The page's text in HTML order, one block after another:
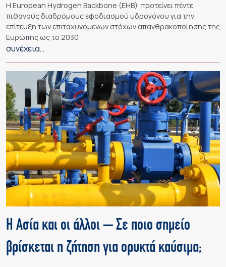
Η European Hydrogen Backbone (EHB) προτείνει πέντε
πιθανούς διαδρόμους εφοδιασμού υδρογόνου για την
επίτευξη των επιταχυνόμενων στόχων απανθρακοποίησης της
Ευρώπης ως το 2030
συνέχεια…
Η Ασία και οι άλλοι – Σε ποιο σημείο
βρίσκεται η ζήτηση για ορυκτά καύσιμα;